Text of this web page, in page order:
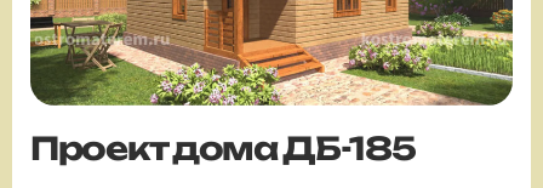
Проект дома ДБ-185